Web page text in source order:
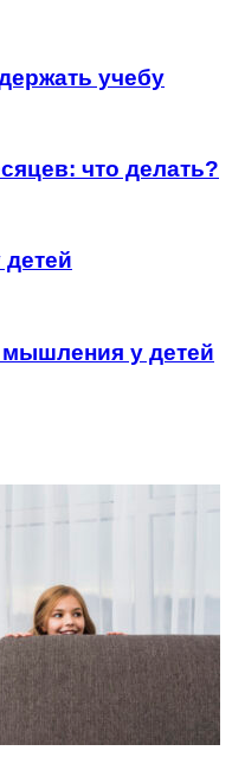
учебу
что делать?
детей
мышления у детей